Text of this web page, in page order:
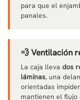
para que el
panales.
💨 Ventilación
La caja lleva dos
láminas, una
orientadas
mantienen el